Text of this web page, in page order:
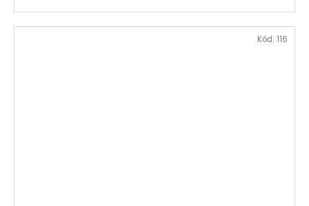
Kód: 116